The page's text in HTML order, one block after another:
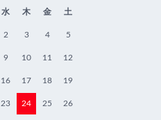
水 木 金 土
2 3 4 5
9 10 11 12
16 17 18 19
23 24 25 26